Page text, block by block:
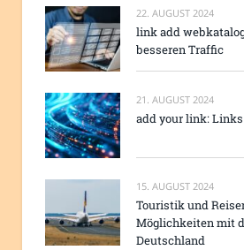
22. AUGUST 2024
link add
besseren Traffic
21. AUGUST 2024
add your link:
15. AUGUST 2024
Touristik und
Möglichkeiten mit
Deutschland